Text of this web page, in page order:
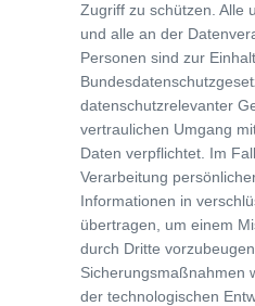
Zugriff zu schützen. Alle
und alle an der
Personen sind zur
datenschutzrelevanter
vertraulichen Umgang
Daten verpflichtet. Im
Verarbeitung
Informationen in
übertragen, um einem
durch Dritte
Sicherungsmaßnahmen
der technologischen